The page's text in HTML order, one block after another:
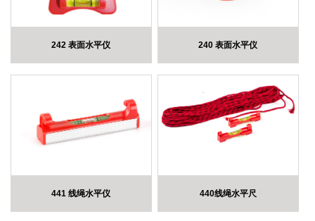
242 表面水平仪 240 表面水平仪
441 线绳水平仪 440线绳水平尺